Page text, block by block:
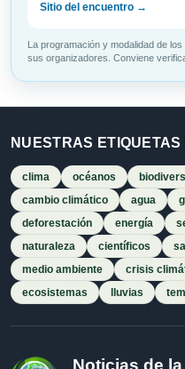
Sitio del encuentro →
La programación y modalidad de
sus organizadores. Conviene
NUESTRAS
clima océanos
cambio climático
agua
deforestación
energía
naturaleza
científicos
medio ambiente
crisis
ecosistemas
lluvias